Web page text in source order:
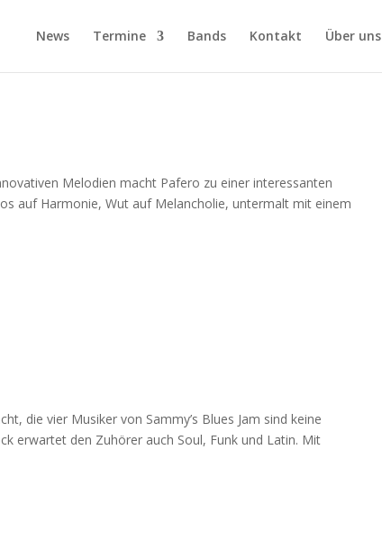
News Termine Bands Kontakt Über uns
Melodien macht Pafero zu einer interessanten
auf Harmonie, Wut auf Melancholie, untermalt mit einem
die vier Musiker von Sammy’s Blues Jam sind keine
erwartet den Zuhörer auch Soul, Funk und Latin. Mit